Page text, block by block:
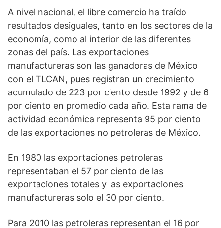
A nivel nacional, el libre comercio ha traído
resultados desiguales, tanto en los sectores de la
economía, como al interior de las diferentes
zonas del país. Las exportaciones
manufactureras son las ganadoras de México
con el TLCAN, pues registran un crecimiento
acumulado de 223 por ciento desde 1992 y de 6
por ciento en promedio cada año. Esta rama de
actividad económica representa 95 por ciento
de las exportaciones no petroleras de México.
En 1980 las exportaciones petroleras
representaban el 57 por ciento de las
exportaciones totales y las exportaciones
manufactureras solo el 30 por ciento.
Para 2010 las petroleras representan el 16 por